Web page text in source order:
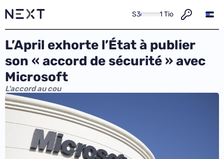
S3 1 Tio
L’April exhorte l’État à publier
son « accord de sécurité » avec
Microsoft
L'accord au cou